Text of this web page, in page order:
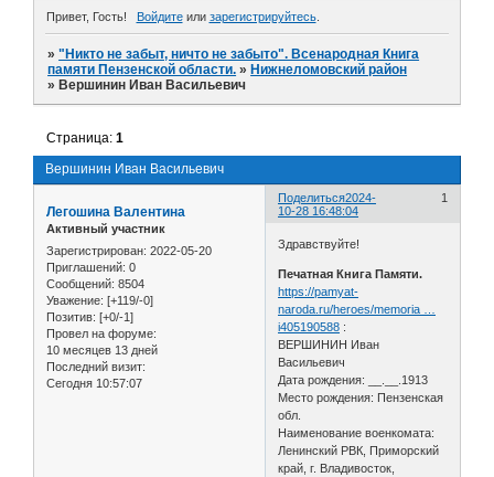
Привет, Гость! Войдитеили зарегистрируйтесь.
»"Никто не забыт, ничто не забыто". Всенародная Книга
памяти Пензенской области. » Нижнеломовский район
» Вершинин Иван Васильевич
Вершинин Иван Васильевич
Страница:1
Поделиться 1
2024-
10-28 16:48:04
Легошина Валентина
Активный участник
Зарегистрирован: 2022-05-20
Приглашений: 0
Сообщений: 8504
Уважение: [+119/-0]
Позитив: [+0/-1]
Провел на форуме:
10 месяцев 13 дней
Последний визит:
Сегодня 10:57:07
Здравствуйте!
Печатная Книга Памяти.
https://pamyat-
naroda.ru/heroes/memoria …
i405190588 :
ВЕРШИНИН Иван
Васильевич
Дата рождения: __.__.1913
Место рождения: Пензенская
обл.
Наименование военкомата:
Ленинский РВК, Приморский
край, г. Владивосток,